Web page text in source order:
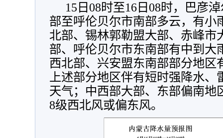
15日08时至16日08时，巴彦
部至呼伦贝尔市南部多云，有小
北部、锡林郭勒盟大部、赤峰市
部、呼伦贝尔市东南部有中到大
西北部、兴安盟东南部部分地区
上述部分地区伴有短时强降水
天气；中西部大部、东部偏南地
8级西北风或偏东风。